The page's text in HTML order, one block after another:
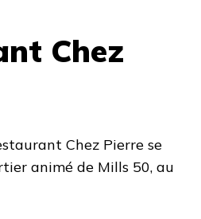
Chez
Chez Pierre se
animé de Mills 50, au